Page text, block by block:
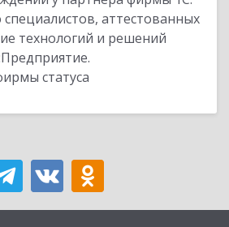
специалистов, аттестованных
технологий и решений
статуса